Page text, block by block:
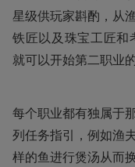
星级供玩家斟酌，从
铁匠以及珠宝工匠和
就可以开始第二职业
每个职业都有独属于
列任务指引，例如渔
样的鱼进行煲汤从而